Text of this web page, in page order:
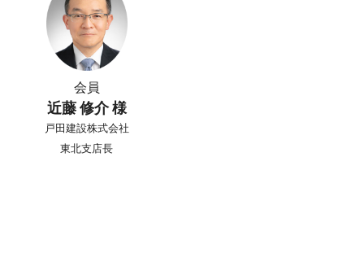
会員
近藤 修介 様
戸田建設株式会社
東北支店長